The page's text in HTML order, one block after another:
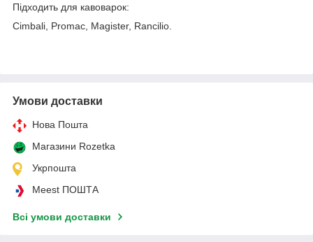
Підходить для кавоварок:
Cimbali, Promac, Magister, Rancilio.
Умови доставки
Нова Пошта
Магазини Rozetka
Укрпошта
Meest ПОШТА
Всі умови доставки